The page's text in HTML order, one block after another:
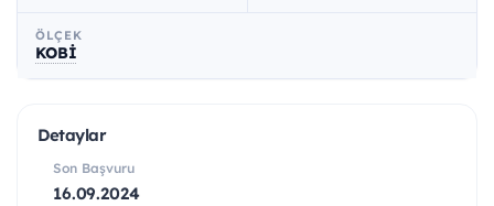
ÖLÇEK
KOBİ
Detaylar
Son Başvuru
16.09.2024